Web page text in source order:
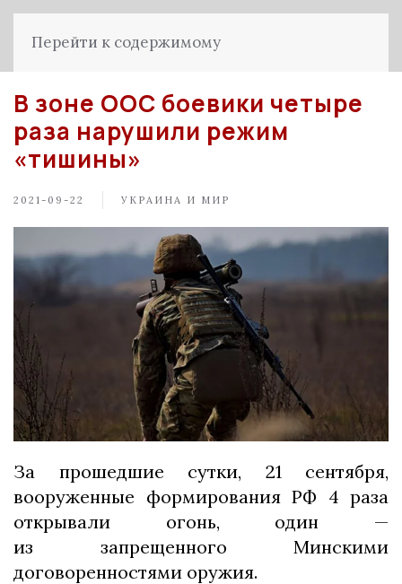
Перейти к содержимому
В зоне ООС боевики четыре
раза нарушили режим
«тишины»
2021-09-22 УКРАИНА И МИР
За прошедшие сутки, 21 сентября,
вооруженные формирования РФ 4 раза
открывали огонь, один —
из запрещенного Минскими
договоренностями оружия.